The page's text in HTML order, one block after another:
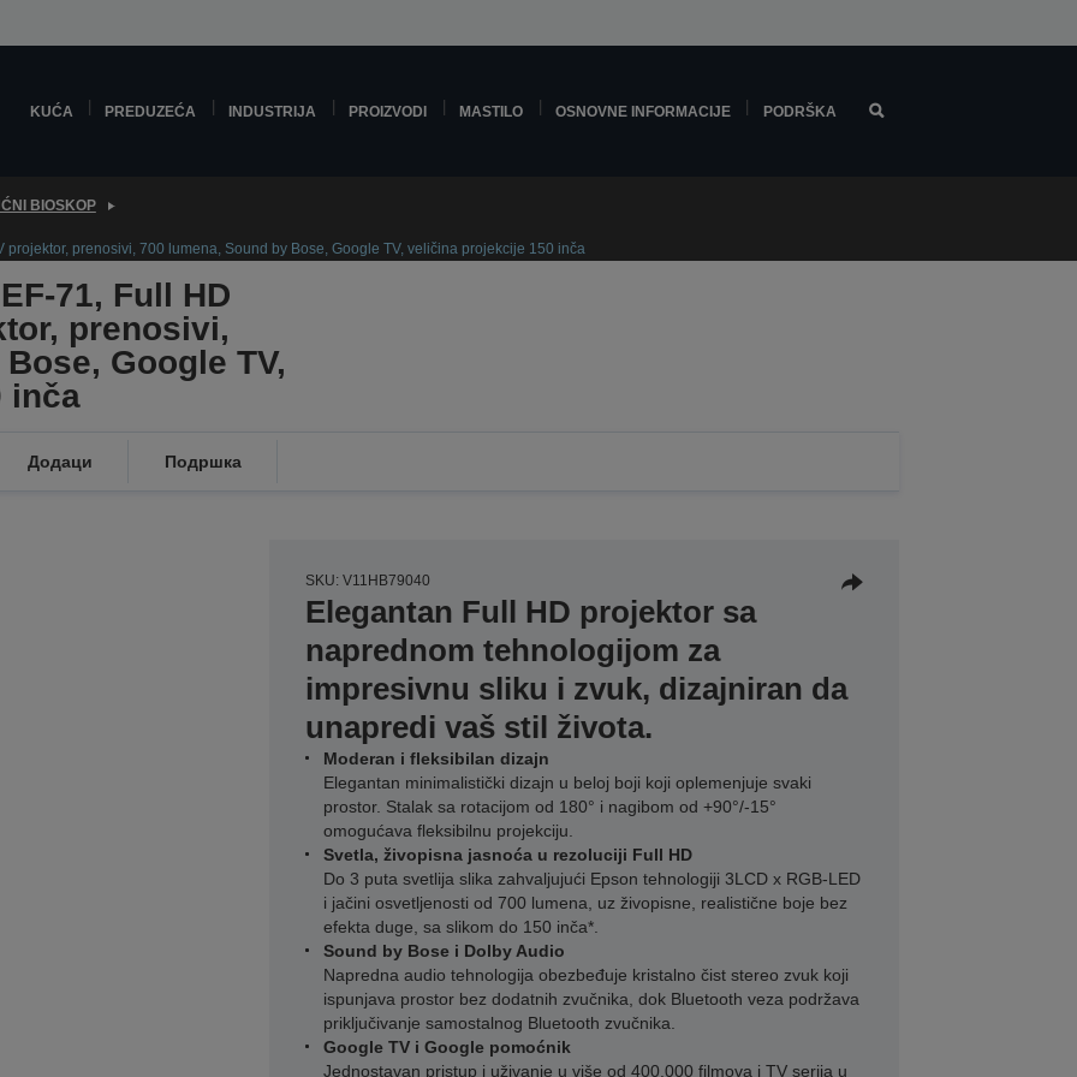
KUĆA PREDUZEĆA INDUSTRIJA PROIZVODI MASTILO OSNOVNE INFORMACIJE PODRŠKA
BIOSKOP
projektor, prenosivi, 700 lumena, Sound by Bose, Google TV, veličina projekcije 150 inča
71, Full HD
prenosivi,
Google TV,
inča
Додаци Подршка
SKU: V11HB79040
Elegantan Full HD projektor sa
naprednom tehnologijom za
impresivnu sliku i zvuk, dizajniran da
unapredi vaš stil života.
Moderan i fleksibilan dizajn
Elegantan minimalistički dizajn u beloj boji koji oplemenjuje svaki
prostor. Stalak sa rotacijom od 180° i nagibom od +90°/-15°
omogućava fleksibilnu projekciju.
Svetla, živopisna jasnoća u rezoluciji Full HD
Do 3 puta svetlija slika zahvaljujući Epson tehnologiji 3LCD x RGB-LED
i jačini osvetljenosti od 700 lumena, uz živopisne, realistične boje bez
efekta duge, sa slikom do 150 inča*.
Sound by Bose i Dolby Audio
Napredna audio tehnologija obezbeđuje kristalno čist stereo zvuk koji
ispunjava prostor bez dodatnih zvučnika, dok Bluetooth veza podržava
priključivanje samostalnog Bluetooth zvučnika.
Google TV i Google pomoćnik
Jednostavan pristup i uživanje u više od 400.000 filmova i TV serija u